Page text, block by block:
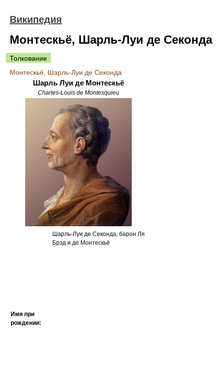
Википедия
Монтескьё, Шарль-Луи де Секонда
Толкование
Монтескьё, Шарль-Луи де Секонда
Шарль Луи де Монтескьё
Charles-Louis de Montesquieu
Имя при
рождении:
Шарль-Луи де Секонда, барон Ля
Брэд и де Монтескьё